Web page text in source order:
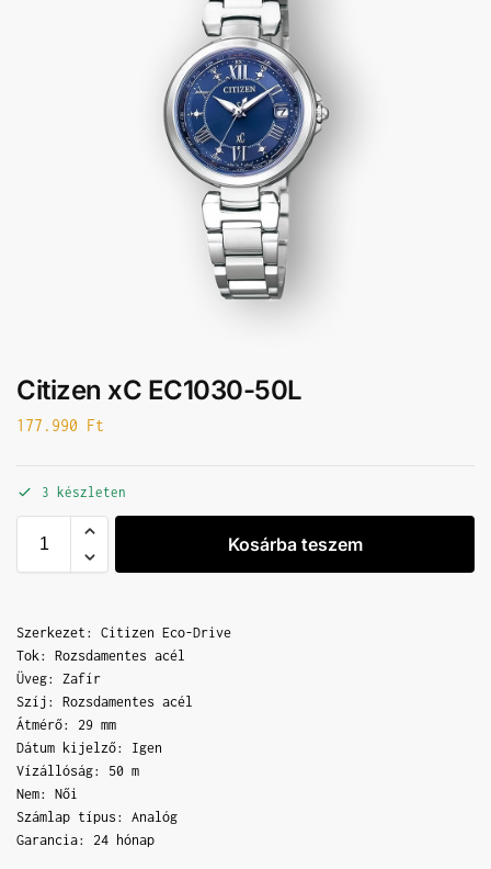
Citizen xC EC1030-50L
177.990 Ft
3 készleten
Kosárba teszem
Szerkezet: Citizen Eco-Drive
Tok: Rozsdamentes acél
Üveg: Zafír
Szíj: Rozsdamentes acél
Átmérő: 29 mm
Dátum kijelző: Igen
Vízállóság: 50 m
Nem: Női
Számlap típus: Analóg
Garancia: 24 hónap